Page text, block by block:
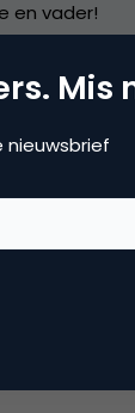
en vader!
Mis
nieuwsbrief